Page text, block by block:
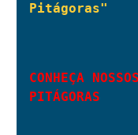
Pitágoras"
CONHEÇA
PITÁGORAS